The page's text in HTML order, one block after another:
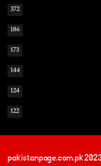
372
186
173
144
124
122